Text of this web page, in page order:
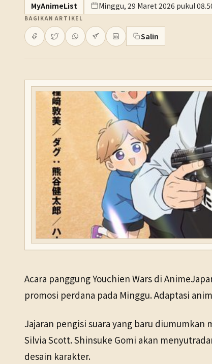
MyAnimeList Minggu, 29 Maret 2026 pukul
BAGIKAN ARTIKEL
Salin
Acara panggung Youchien Wars di
promosi perdana pada Minggu. Adaptasi
Jajaran pengisi suara yang baru diumumkan
Silvia Scott. Shinsuke Gomi akan
desain karakter.